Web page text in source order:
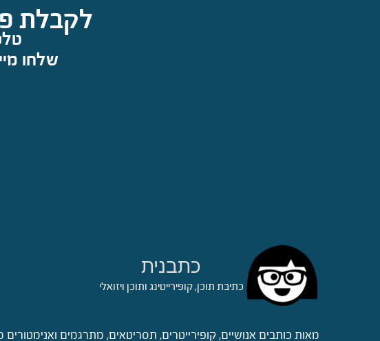
לקבלת
שלחו
כתבנית
כתיבת תוכן, קופירייטינג ותוכן ויזואלי
מאות כותבים אנושיים, קופירייטרים, תסריטאים, מתרגמים ואנימטורים